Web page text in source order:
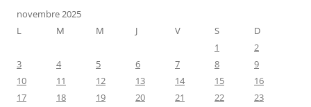
novembre 2025
L
M M J V S
D
1
2
3
4 5 6 7 8
9
10
11 12 13 14 15
16
17
18 19 20 21 22
23